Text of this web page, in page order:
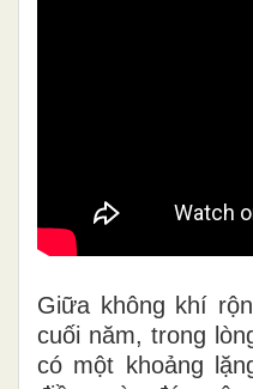
Giữa không khí
cuối năm, trong
có một khoảng